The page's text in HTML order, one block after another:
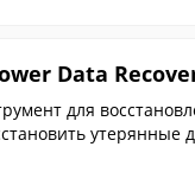
Data
для
утерянные